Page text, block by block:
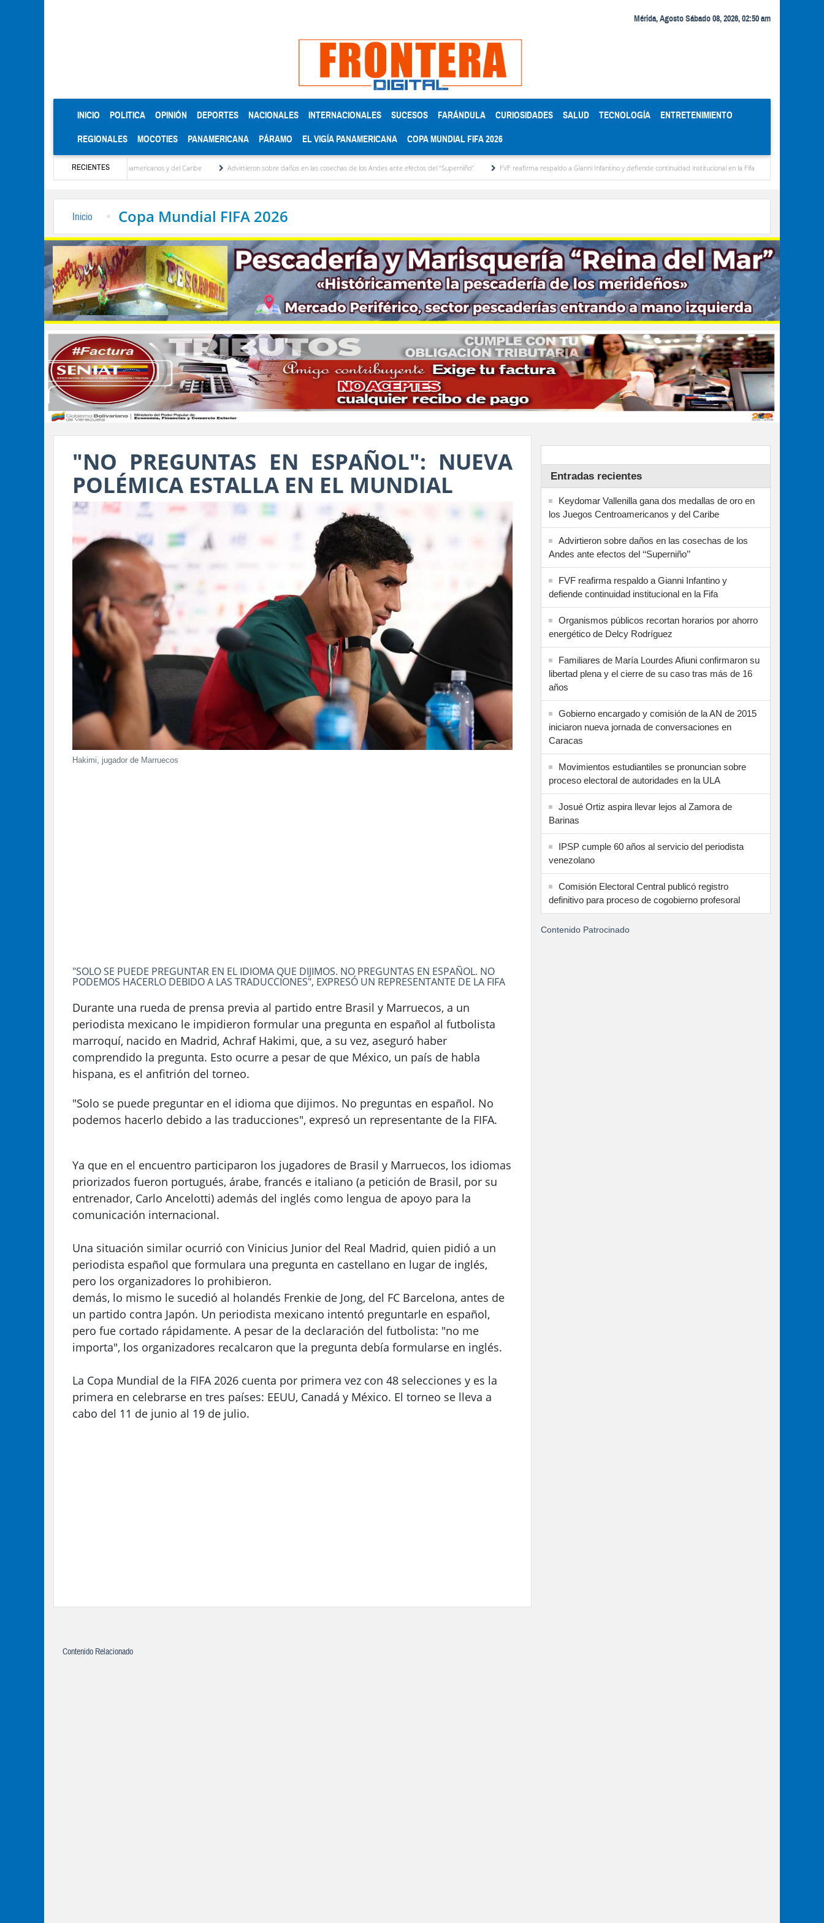
Mérida, Agosto Sábado 08, 2026, 02:50 am
INICIO (CURRENT)
POLITICA OPINIÓN DEPORTES NACIONALES INTERNACIONALES SUCESOS FARÁNDULA CURIOSIDADES SALUD TECNOLOGÍA ENTRETENIMIENTO
REGIONALES MOCOTIES PANAMERICANA PÁRAMO EL VIGÍA PANAMERICANA COPA MUNDIAL FIFA 2026
RECIENTES
de oro en los Juegos Centroamericanos y del Caribe Advirtieron sobre daños en las cosechas de los Andes ante efectos del ‘‘Superniño’’ FVF reafirma respaldo a Gianni Infantino y defiende continuidad institucional en la Fifa Organismos públicos
Inicio Copa Mundial FIFA 2026
"NO PREGUNTAS EN ESPAÑOL": NUEVA
POLÉMICA ESTALLA EN EL MUNDIAL
Hakimi, jugador de Marruecos
"SOLO SE PUEDE PREGUNTAR EN EL IDIOMA QUE DIJIMOS. NO PREGUNTAS EN ESPAÑOL. NO
PODEMOS HACERLO DEBIDO A LAS TRADUCCIONES", EXPRESÓ UN REPRESENTANTE DE LA FIFA
Durante una rueda de prensa previa al partido entre Brasil y Marruecos, a un
periodista mexicano le impidieron formular una pregunta en español al futbolista
marroquí, nacido en Madrid, Achraf Hakimi, que, a su vez, aseguró haber
comprendido la pregunta. Esto ocurre a pesar de que México, un país de habla
hispana, es el anfitrión del torneo.
"Solo se puede preguntar en el idioma que dijimos. No preguntas en español. No
podemos hacerlo debido a las traducciones", expresó un representante de la FIFA.
Ya que en el encuentro participaron los jugadores de Brasil y Marruecos, los idiomas
priorizados fueron portugués, árabe, francés e italiano (a petición de Brasil, por su
entrenador, Carlo Ancelotti) además del inglés como lengua de apoyo para la
comunicación internacional.
Una situación similar ocurrió con Vinicius Junior del Real Madrid, quien pidió a un
periodista español que formulara una pregunta en castellano en lugar de inglés,
pero los organizadores lo prohibieron.
demás, lo mismo le sucedió al holandés Frenkie de Jong, del FC Barcelona, antes de
un partido contra Japón. Un periodista mexicano intentó preguntarle en español,
pero fue cortado rápidamente. A pesar de la declaración del futbolista: "no me
importa", los organizadores recalcaron que la pregunta debía formularse en inglés.
La Copa Mundial de la FIFA 2026 cuenta por primera vez con 48 selecciones y es la
primera en celebrarse en tres países: EEUU, Canadá y México. El torneo se lleva a
cabo del 11 de junio al 19 de julio.
Entradas recientes
Keydomar Vallenilla gana dos medallas de oro en
los Juegos Centroamericanos y del Caribe
Advirtieron sobre daños en las cosechas de los
Andes ante efectos del ‘‘Superniño’’
FVF reafirma respaldo a Gianni Infantino y
defiende continuidad institucional en la Fifa
Organismos públicos recortan horarios por ahorro
energético de Delcy Rodríguez
Familiares de María Lourdes Afiuni confirmaron su
libertad plena y el cierre de su caso tras más de 16
años
Gobierno encargado y comisión de la AN de 2015
iniciaron nueva jornada de conversaciones en
Caracas
Movimientos estudiantiles se pronuncian sobre
proceso electoral de autoridades en la ULA
Josué Ortiz aspira llevar lejos al Zamora de
Barinas
IPSP cumple 60 años al servicio del periodista
venezolano
Comisión Electoral Central publicó registro
definitivo para proceso de cogobierno profesoral
Contenido Patrocinado
Contenido Relacionado